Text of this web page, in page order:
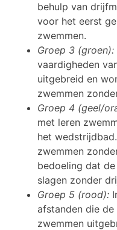
behulp van
voor het eerst
zwemmen.
Groep 3 (groen):
vaardigheden
uitgebreid en
zwemmen
Groep 4 (geel/
met leren
het
zwemmen
bedoeling dat
slagen zonder
Groep 5 (rood):
afstanden die de
zwemmen